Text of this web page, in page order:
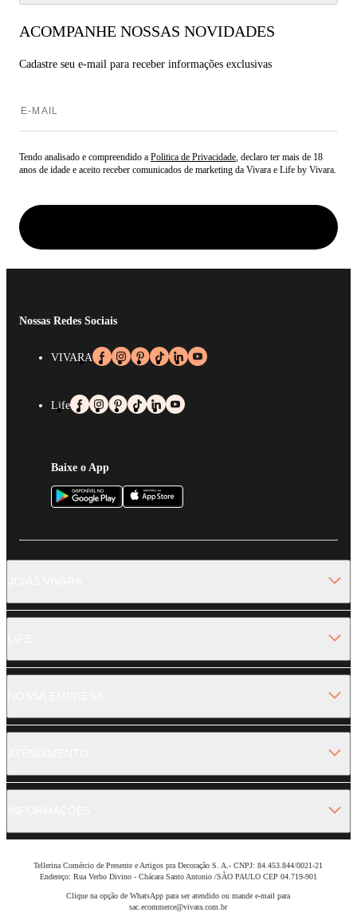
ACOMPANHE NOSSAS NOVIDADES
Cadastre seu e-mail para receber informações exclusivas
Tendo analisado e compreendido a Politica de Privacidade, declaro ter mais de 18
anos de idade e aceito receber comunicados de marketing da Vivara e Life by Vivara.
Nossas Redes Sociais
VIVARA
Life
Baixe o App
Tellerina Comércio de Presente e Artigos pra Decoração S. A.- CNPJ: 84.453.844/0021-21
Endereço: Rua Verbo Divino - Chácara Santo Antonio /SÃO PAULO CEP 04.719-901
Clique na opção de WhatsApp para ser atendido ou mande e-mail para
sac.ecommerce@vivara.com.br